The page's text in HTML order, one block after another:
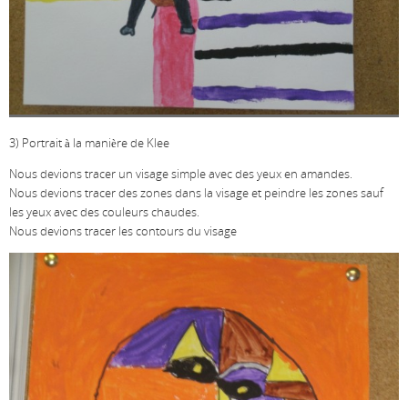
3) Portrait à la manière de Klee
Nous devions tracer un visage simple avec des yeux en amandes.
Nous devions tracer des zones dans la visage et peindre les zones sauf
les yeux avec des couleurs chaudes.
Nous devions tracer les contours du visage